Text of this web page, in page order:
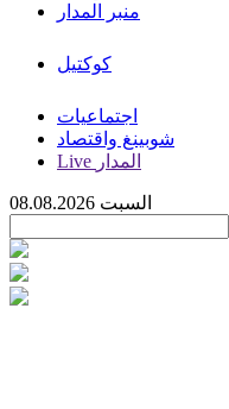
منبر المدار
كوكتيل
اجتماعيات
شوبينغ واقتصاد
Live المدار